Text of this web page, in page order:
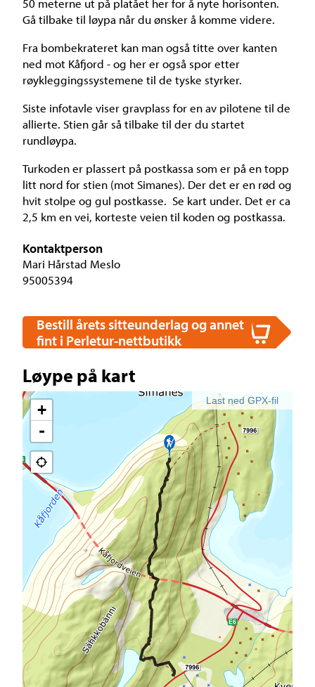
50 meterne ut på platået her for å nyte horisonten.
Gå tilbake til løypa når du ønsker å komme videre.
Fra bombekrateret kan man også titte over kanten
ned mot Kåfjord - og her er også spor etter
røykleggingssystemene til de tyske styrker.
Siste infotavle viser gravplass for en av pilotene til de
allierte. Stien går så tilbake til der du startet
rundløypa.
Turkoden er plassert på postkassa som er på en topp
litt nord for stien (mot Simanes). Der det er en rød og
hvit stolpe og gul postkasse. Se kart under. Det er ca
2,5 km en vei, korteste veien til koden og postkassa.
Kontaktperson
Mari Hårstad Meslo
95005394
Bestill årets sitteunderlag og annet
fint i Perletur-nettbutikk
Løype på kart
Last ned GPX-fil
+
-